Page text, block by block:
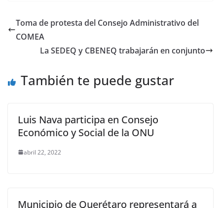
e
b
o
k
er l s
p
y
n
gr
m
e
Toma de protesta del Consejo Administrativo del
COMEA
La SEDEQ y CBENEQ trabajarán en conjunto
También te puede gustar
Luis Nava participa en Consejo
Económico y Social de la ONU
abril 22, 2022
Municipio de Querétaro representará a